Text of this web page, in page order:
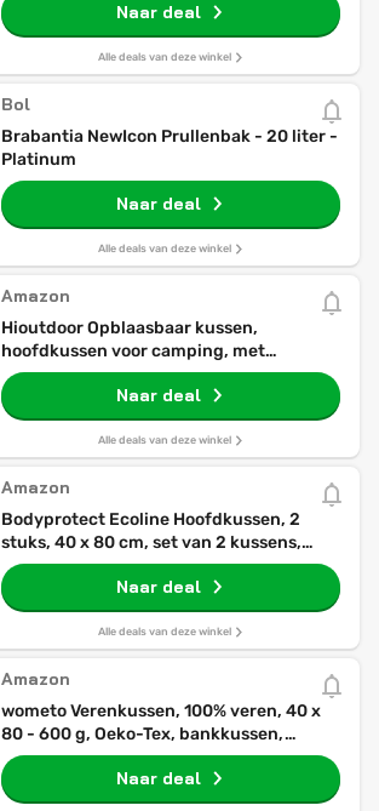
Naar deal
Alle deals van deze winkel
Bol
Brabantia NewIcon Prullenbak - 20 liter -
Platinum
Naar deal
Alle deals van deze winkel
Amazon
Hioutdoor Opblaasbaar kussen,
hoofdkussen voor camping, met
afneembare kussensloop, luchtkussen,
strand/outdoor, ergonomisch reiskussen,
opblaasbaar reis nekkussen, comfortabel
slaapkussen (zwart)
Naar deal
Alle deals van deze winkel
Amazon
Bodyprotect Ecoline Hoofdkussen, 2
stuks, 40 x 80 cm, set van 2 kussens,
dubbelpak beddengoedset van 100%
microvezel, wasbaar, wit
Naar deal
Alle deals van deze winkel
Amazon
wometo Verenkussen, 100% veren, 40 x
80 - 600 g, Oeko-Tex, bankkussen,
vulkussen, overtrek, katoen,
wit/binnenkussen/kussenvulling/
Naar deal